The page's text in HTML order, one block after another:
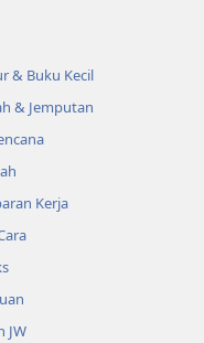
& Buku Kecil
& Jemputan
Kerja
JW